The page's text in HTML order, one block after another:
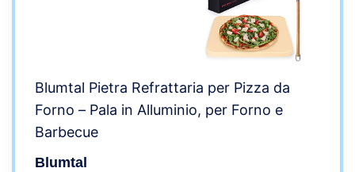
Blumtal Pietra Refrattaria per Pizza da
Forno – Pala in Alluminio, per Forno e
Barbecue
Blumtal